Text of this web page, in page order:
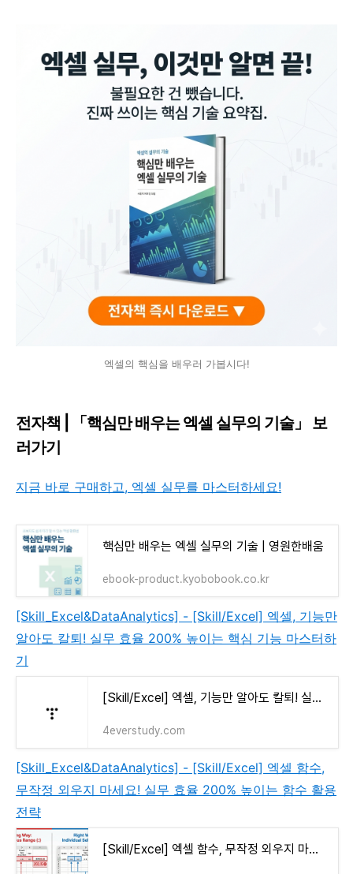
엑셀의 핵심을 배우러 가봅시다!
전자책 | 「핵심만 배우는 엑셀 실무의 기술」 보
러가기
지금 바로 구매하고, 엑셀 실무를 마스터하세요!
핵심만 배우는 엑셀 실무의 기술 | 영원한배움
ebook-product.kyobobook.co.kr
[Skill_Excel&DataAnalytics] - [Skill/Excel] 엑셀, 기능만
알아도 칼퇴! 실무 효율 200% 높이는 핵심 기능 마스터하
기
[Skill/Excel] 엑셀, 기능만 알아도 칼퇴! 실무 효율 200% 높이는 핵심 기능 마스터하기
4everstudy.com
[Skill_Excel&DataAnalytics] - [Skill/Excel] 엑셀 함수,
무작정 외우지 마세요! 실무 효율 200% 높이는 함수 활용
전략
[Skill/Excel] 엑셀 함수, 무작정 외우지 마세요! 실무 효율 200% 높이는 함수 활용 전략